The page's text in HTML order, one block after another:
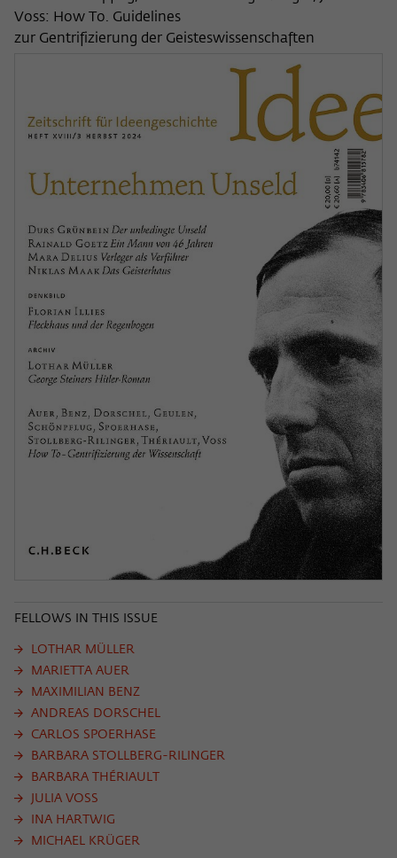
FELLOWS IN THIS ISSUE
LOTHAR MÜLLER
MARIETTA AUER
MAXIMILIAN BENZ
ANDREAS DORSCHEL
CARLOS SPOERHASE
BARBARA STOLLBERG-RILINGER
BARBARA THÉRIAULT
JULIA VOSS
INA HARTWIG
MICHAEL KRÜGER
Voss: How To. Guidelines
zur Gentrifizierung der Geisteswissenschaften